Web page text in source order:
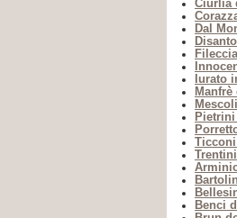
Ciurlia
Dal
Iurato
Benci